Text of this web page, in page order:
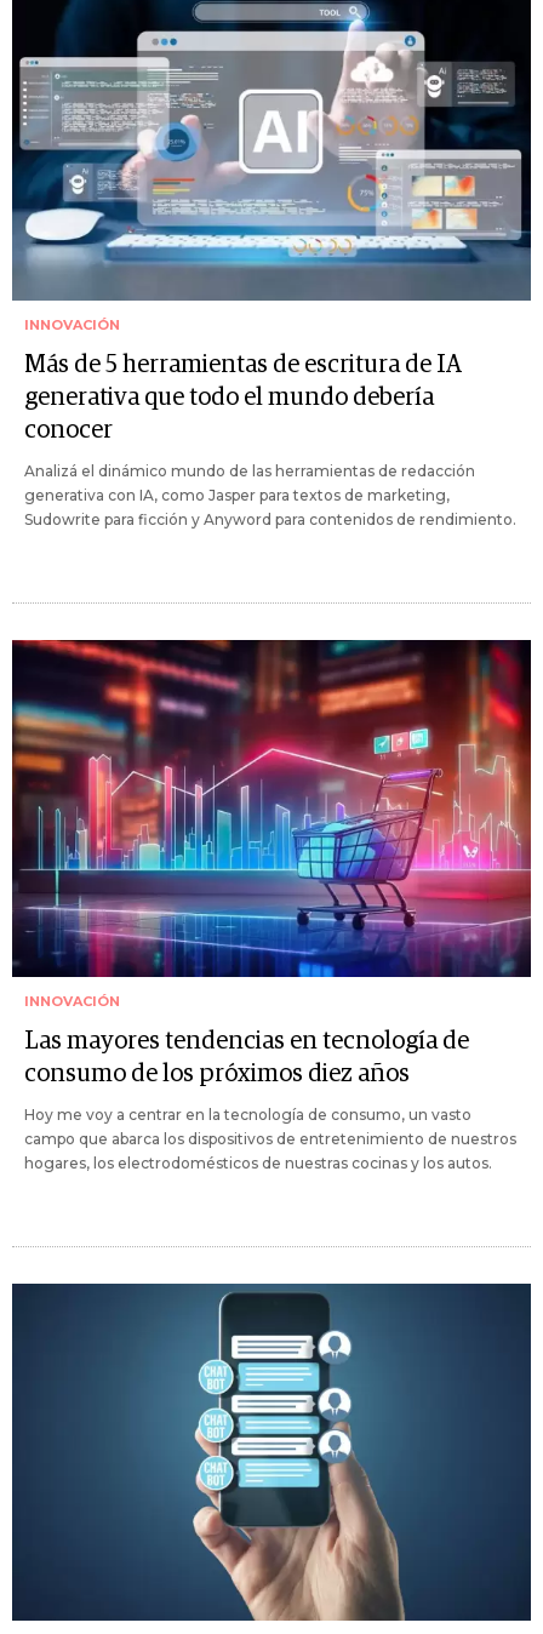
INNOVACIÓN
Más de 5 herramientas de escritura de IA
generativa que todo el mundo debería
conocer
Analizá el dinámico mundo de las herramientas de redacción
generativa con IA, como Jasper para textos de marketing,
Sudowrite para ficción y Anyword para contenidos de rendimiento.
INNOVACIÓN
Las mayores tendencias en tecnología de
consumo de los próximos diez años
Hoy me voy a centrar en la tecnología de consumo, un vasto
campo que abarca los dispositivos de entretenimiento de nuestros
hogares, los electrodomésticos de nuestras cocinas y los autos.